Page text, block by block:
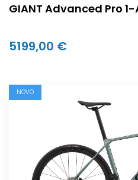
GIANT Advanced Pro
5199,00 €
NOVO